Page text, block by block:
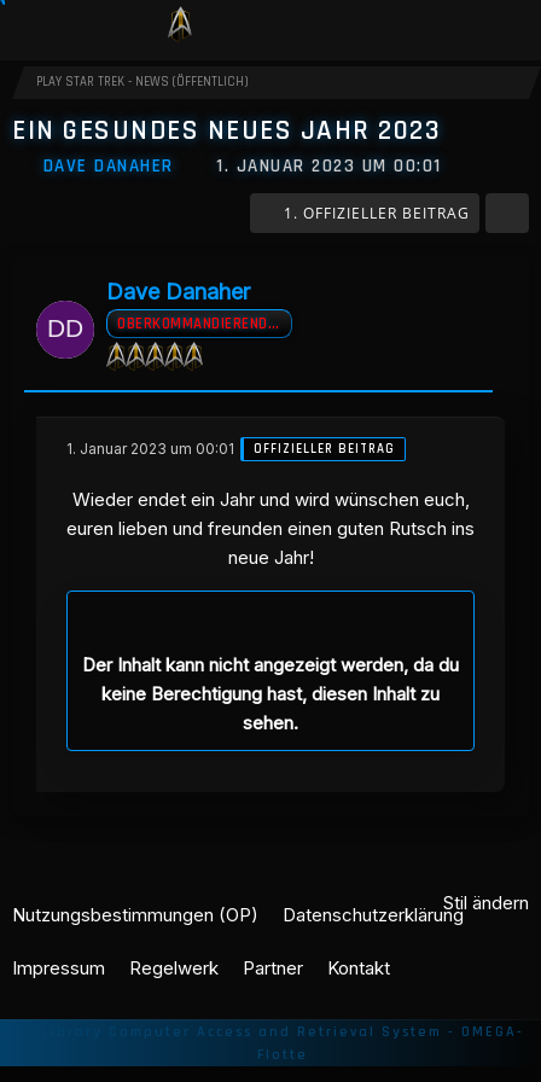
PLAY STAR TREK - NEWS (ÖFFENTLICH)
EIN GESUNDES NEUES JAHR 2023
DAVE DANAHER 1. JANUAR 2023 UM 00:01
1. OFFIZIELLER BEITRAG
Dave Danaher
OBERKOMMANDIERENDER A.D
1. Januar 2023 um 00:01 OFFIZIELLER BEITRAG
Wieder endet ein Jahr und wird wünschen euch,
euren lieben und freunden einen guten Rutsch ins
neue Jahr!
Der Inhalt kann nicht angezeigt werden, da du
keine Berechtigung hast, diesen Inhalt zu
sehen.
Stil ändern
Nutzungsbestimmungen (OP) Datenschutzerklärung
Impressum Regelwerk Partner Kontakt